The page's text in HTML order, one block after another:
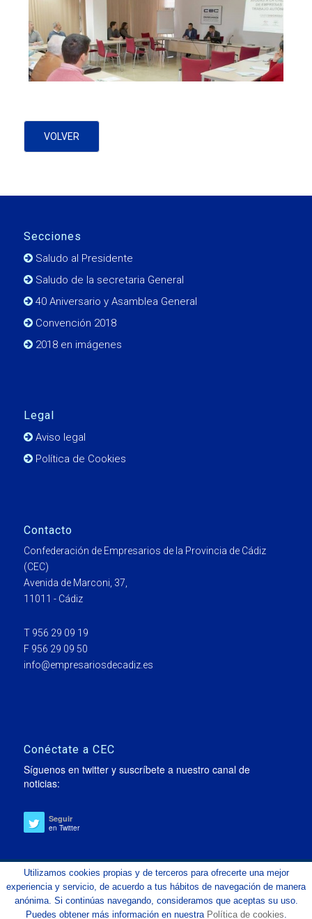
VOLVER
Secciones
Saludo al Presidente
Saludo de la secretaria General
40 Aniversario y Asamblea General
Convención 2018
2018 en imágenes
Legal
Aviso legal
Política de Cookies
Contacto
Confederación de Empresarios de la Provincia de Cádiz
(CEC)
Avenida de Marconi, 37,
11011 - Cádiz
T 956 29 09 19
F 956 29 09 50
info@empresariosdecadiz.es
Conéctate a CEC
Síguenos en twitter y suscríbete a nuestro canal de
noticias:
Seguir
en Twitter
© Copyright 2019 - Confederación de Empresarios de la Provincia de
Utilizamos cookies propias y de terceros para ofrecerte una mejor
experiencia y servicio, de acuerdo a tus hábitos de navegación de manera
anónima. Si continúas navegando, consideramos que aceptas su uso.
Puedes obtener más información en nuestra Política de cookies.